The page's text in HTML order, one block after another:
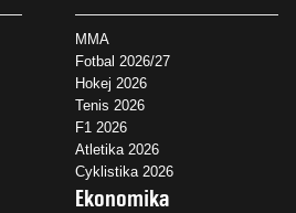
MMA
Fotbal 2026/27
Hokej 2026
Tenis 2026
F1 2026
Atletika 2026
Cyklistika 2026
Ekonomika